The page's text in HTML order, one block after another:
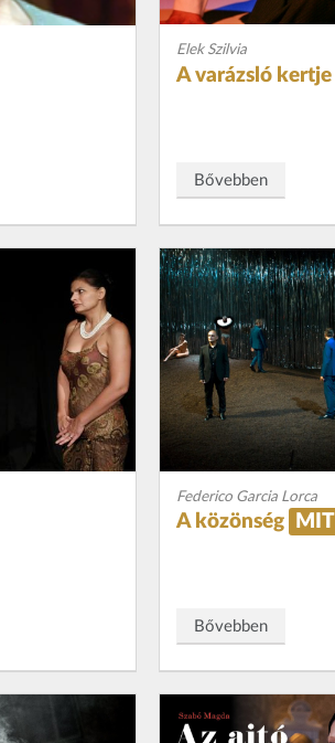
Elek Szilvia
A varázsló kertje
Bővebben
Federico Garcia Lorca
A közönség
Bővebben